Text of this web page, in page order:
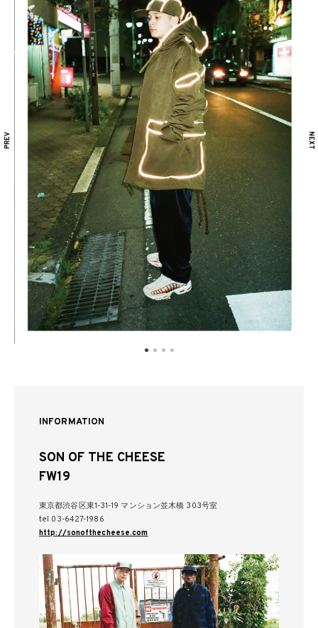
INFORMATION
SON OF THE CHEESE
FW19
東京都渋谷区東1-31-19 マンション並木橋 303号室
tel 03-6427-1986
http://sonofthecheese.com